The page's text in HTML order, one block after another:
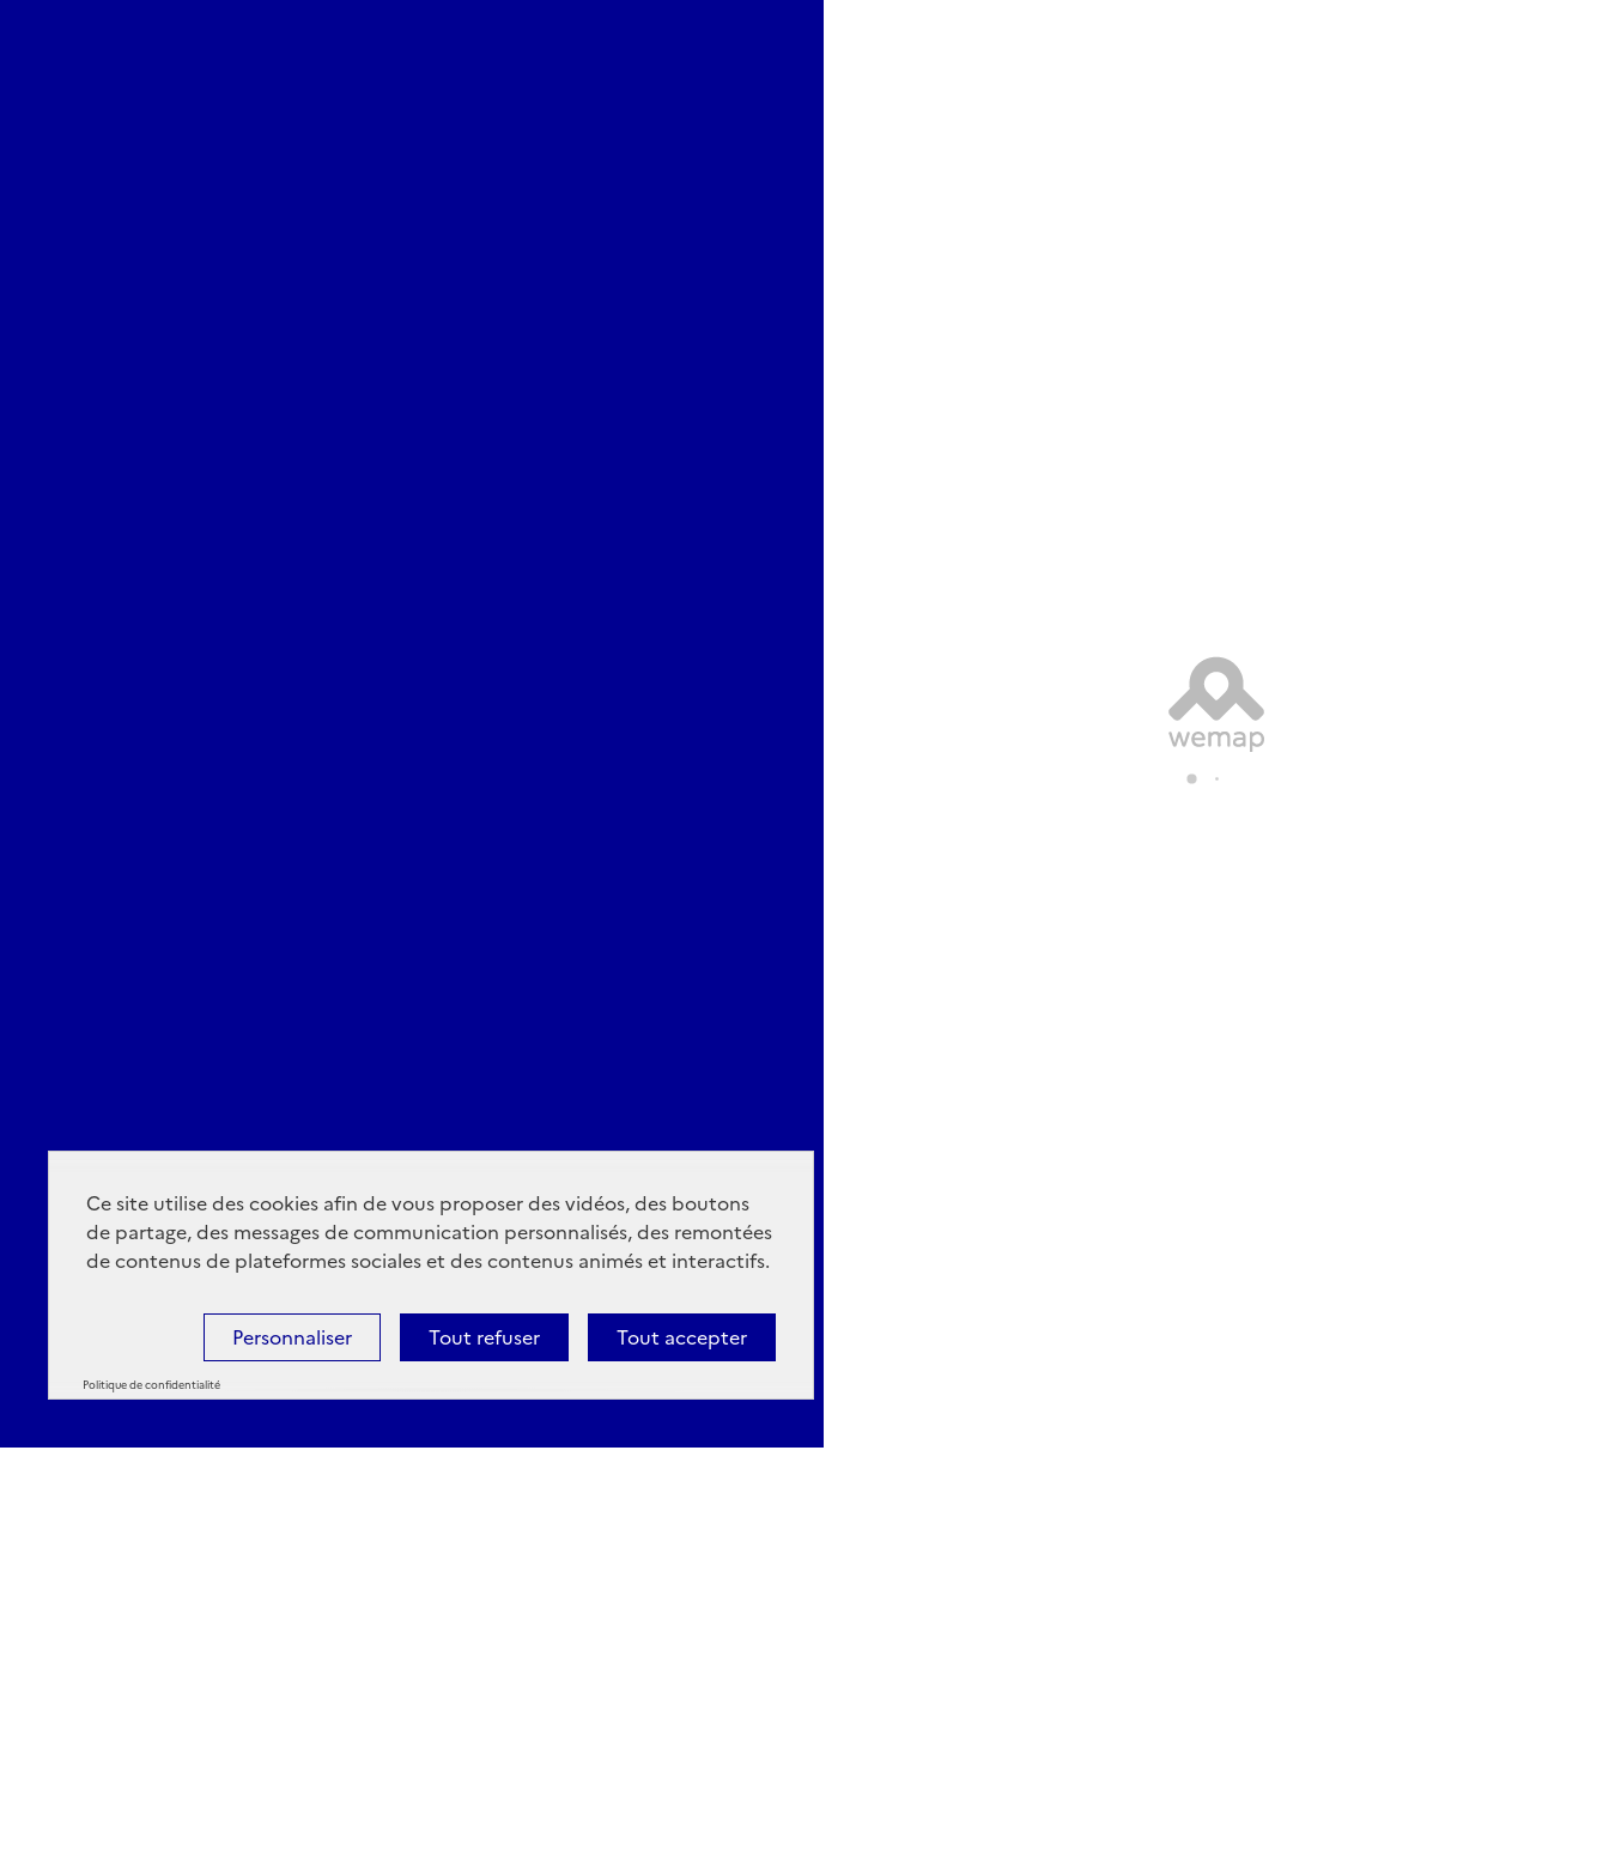
Ce site utilise des cookies afin de vous proposer des vidéos, des boutons
de partage, des messages de communication personnalisés, des remontées
de contenus de plateformes sociales et des contenus animés et interactifs.
Tout accepter
Tout refuser
Personnaliser
Politique de confidentialité